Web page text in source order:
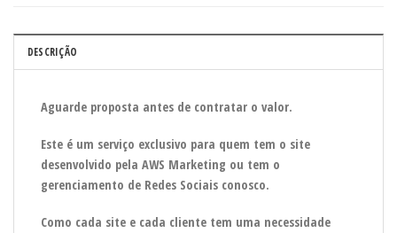
DESCRIÇÃO
Aguarde proposta antes de contratar o valor.
Este é um serviço exclusivo para quem tem o site
desenvolvido pela AWS Marketing ou tem o
gerenciamento de Redes Sociais conosco.
Como cada site e cada cliente tem uma necessidade